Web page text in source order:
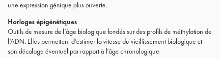
une expression génique plus ouverte.
Horloges épigénétiques
Outils de mesure de l’âge biologique fondés sur des profils de méthylation de
l’ADN. Elles permettent d’estimer la vitesse du vieillissement biologique et
son décalage éventuel par rapport à l’âge chronologique.